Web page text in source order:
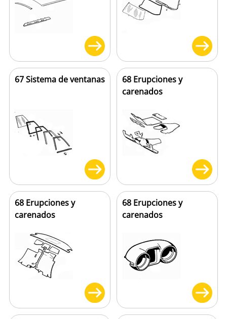
67 Sistema de ventanas
68 Erupciones y
carenados
68 Erupciones y
carenados
68 Erupciones y
carenados